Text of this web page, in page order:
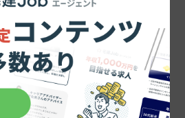
の価格が高額なこともあり、ノ
なことではありません。また、
給が低くインセンティブで稼がな
。